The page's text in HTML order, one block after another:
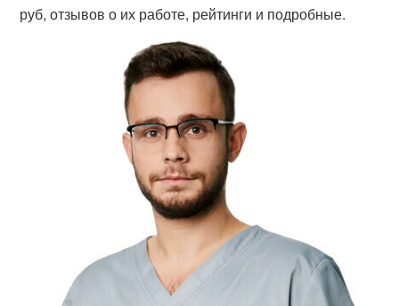
руб, отзывов о их работе, рейтинги и подробные.